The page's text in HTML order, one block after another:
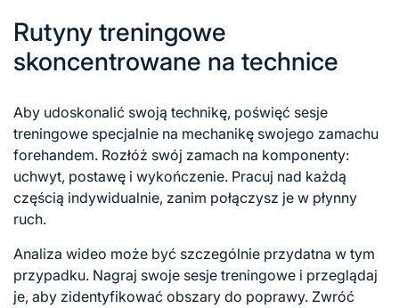
Rutyny treningowe
skoncentrowane na technice
Aby udoskonalić swoją technikę, poświęć sesje
treningowe specjalnie na mechanikę swojego zamachu
forehandem. Rozłóż swój zamach na komponenty:
uchwyt, postawę i wykończenie. Pracuj nad każdą
częścią indywidualnie, zanim połączysz je w płynny
ruch.
Analiza wideo może być szczególnie przydatna w tym
przypadku. Nagraj swoje sesje treningowe i przeglądaj
je, aby zidentyfikować obszary do poprawy. Zwróć